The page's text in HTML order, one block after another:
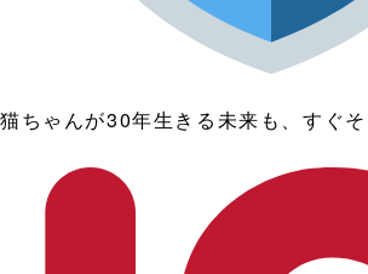
猫ちゃんが30年生きる未来も、すぐ